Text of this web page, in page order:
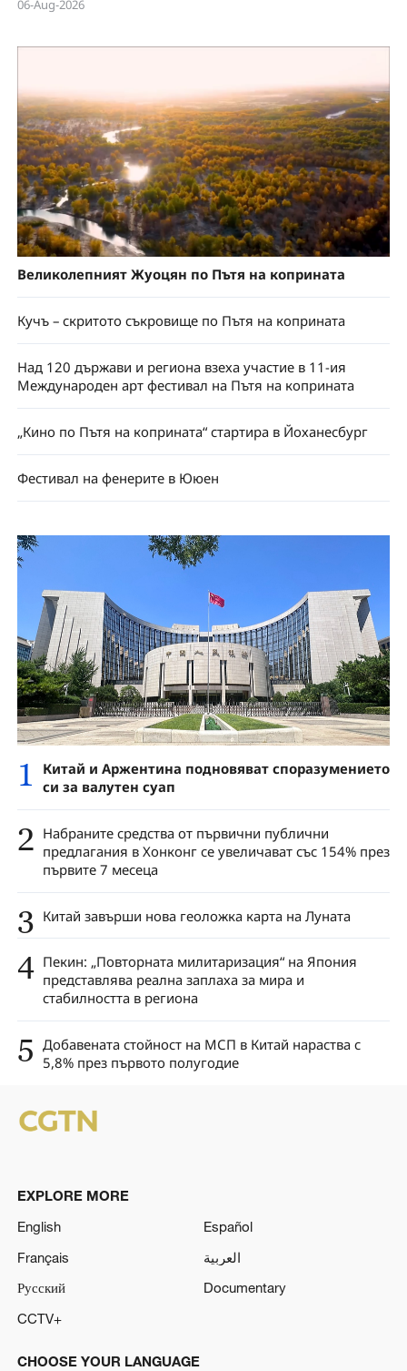
06-Aug-2026
Великолепният Жуоцян по Пътя на коприната
Кучъ – скритото съкровище по Пътя на коприната
Над 120 държави и региона взеха участие в 11-ия
Международен арт фестивал на Пътя на коприната
„Кино по Пътя на коприната“ стартира в Йоханесбург
Фестивал на фенерите в Ююен
1
Китай и Аржентина подновяват споразумението
си за валутен суап
2 Набраните средства от първични публични
предлагания в Хонконг се увеличават със 154% през
първите 7 месеца
3 Китай завърши нова геоложка карта на Луната
4 Пекин: „Повторната милитаризация“ на Япония
представлява реална заплаха за мира и
стабилността в региона
5 Добавената стойност на МСП в Китай нараства с
5,8% през първото полугодие
EXPLORE MORE
English
Español
Français
العربية
Русский
Documentary
CCTV+
CHOOSE YOUR LANGUAGE